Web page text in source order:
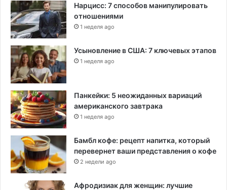
Нарцисс: 7 способов манипулировать
отношениями
1 неделя ago
Усыновление в США: 7 ключевых этапов
1 неделя ago
Панкейки: 5 неожиданных вариаций
американского завтрака
1 неделя ago
Бамбл кофе: рецепт напитка, который
перевернет ваши представления о кофе
2 недели ago
Афродизиак для женщин: лучшие